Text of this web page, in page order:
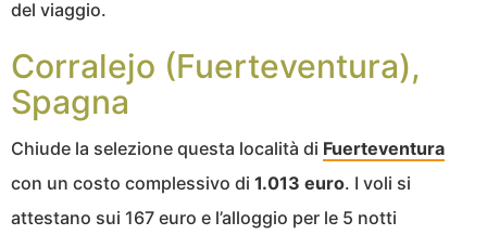
del viaggio.
Corralejo (Fuerteventura),
Spagna
Chiude la selezione questa località di Fuerteventura
con un costo complessivo di 1.013 euro. I voli si
attestano sui 167 euro e l’alloggio per le 5 notti